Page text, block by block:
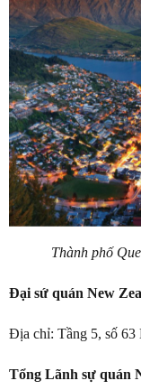
Thành phố
Đại sứ quán New
Địa chỉ: Tầng 5, số
Tổng Lãnh sự quán